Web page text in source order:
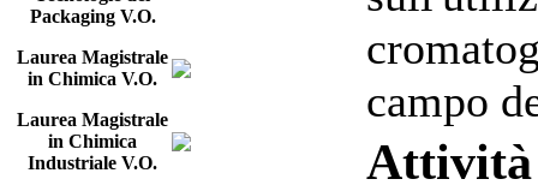
Packaging V.O.
Laurea Magistrale
in Chimica V.O.
Laurea Magistrale
in Chimica
Industriale V.O.
campo
Attività